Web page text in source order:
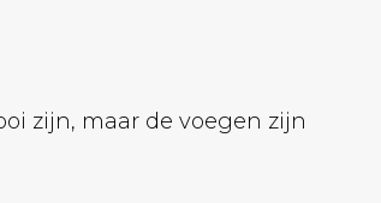
zijn, maar de voegen zijn